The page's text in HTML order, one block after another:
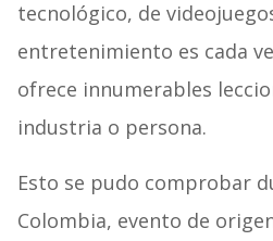
tecnológico, de
entretenimiento es cada
ofrece innumerables
industria o persona.
Esto se pudo comprobar
Colombia, evento de